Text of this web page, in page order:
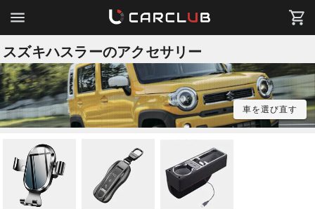
スズキハスラーのアクセサリー
車を選び直す